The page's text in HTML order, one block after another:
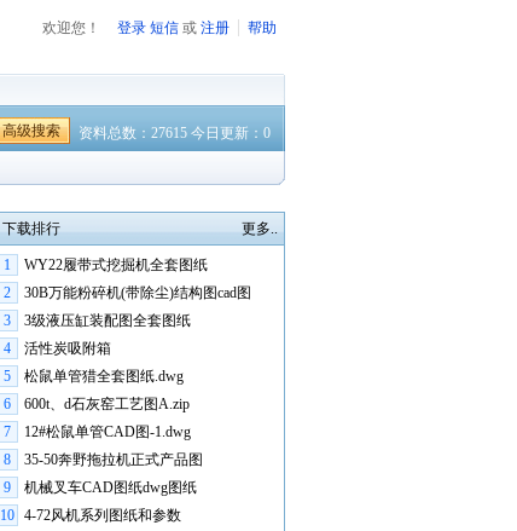
欢迎您！ 登录 短信 或 注册 帮助
高级搜索 资料总数：27615 今日更新：0
更多..
下载排行
1
WY22履带式挖掘机全套图纸
2
30B万能粉碎机(带除尘)结构图cad图
3
3级液压缸装配图全套图纸
4
活性炭吸附箱
5
松鼠单管猎全套图纸.dwg
6
600t、d石灰窑工艺图A.zip
7
12#松鼠单管CAD图-1.dwg
8
35-50奔野拖拉机正式产品图
9
机械叉车CAD图纸dwg图纸
10 4-72风机系列图纸和参数